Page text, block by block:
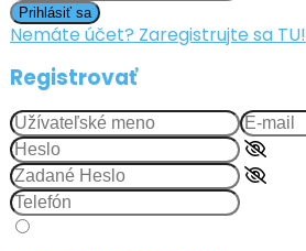
Prihlásiť sa
Nemáte účet? Zaregistrujte sa TU!
Registrovať